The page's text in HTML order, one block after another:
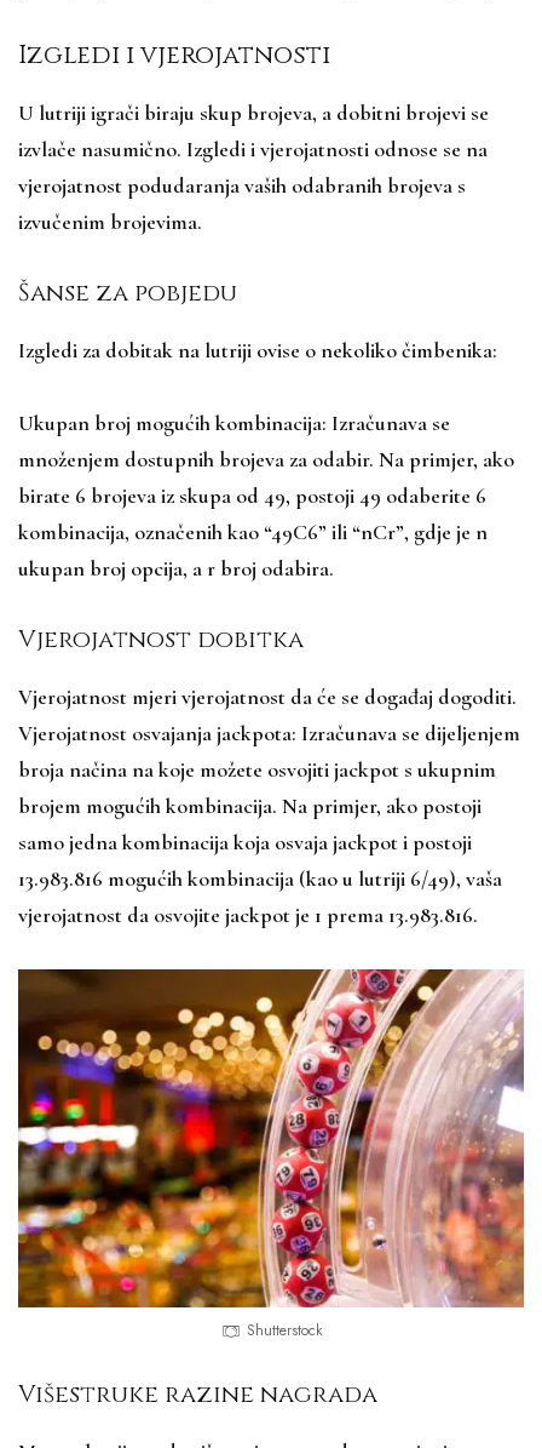
Izgledi i vjerojatnosti
U lutriji igrači biraju skup brojeva, a dobitni brojevi se
izvlače nasumično. Izgledi i vjerojatnosti odnose se na
vjerojatnost podudaranja vaših odabranih brojeva s
izvučenim brojevima.
Šanse za pobjedu
Izgledi za dobitak na lutriji ovise o nekoliko čimbenika:
Ukupan broj mogućih kombinacija: Izračunava se
množenjem dostupnih brojeva za odabir. Na primjer, ako
birate 6 brojeva iz skupa od 49, postoji 49 odaberite 6
kombinacija, označenih kao “49C6” ili “nCr”, gdje je n
ukupan broj opcija, a r broj odabira.
Vjerojatnost dobitka
Vjerojatnost mjeri vjerojatnost da će se događaj dogoditi.
Vjerojatnost osvajanja jackpota: Izračunava se dijeljenjem
broja načina na koje možete osvojiti jackpot s ukupnim
brojem mogućih kombinacija. Na primjer, ako postoji
samo jedna kombinacija koja osvaja jackpot i postoji
13.983.816 mogućih kombinacija (kao u lutriji 6/49), vaša
vjerojatnost da osvojite jackpot je 1 prema 13.983.816.
Shutterstock
Višestruke razine nagrada